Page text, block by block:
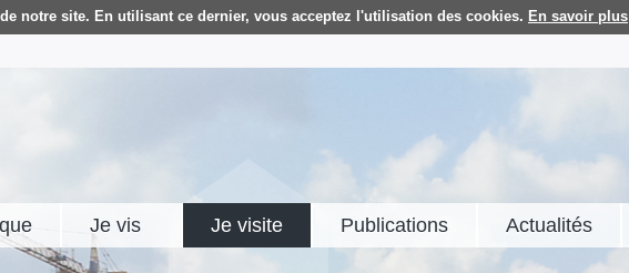
notre site. En utilisant ce dernier, vous acceptez l'utilisation des cookies. En savoir plus
Je vis Je visite Publications Actualités